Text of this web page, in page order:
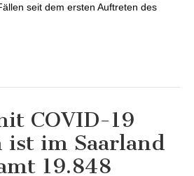
seit dem ersten Auftreten des
COVID-19
im Saarland
19.848